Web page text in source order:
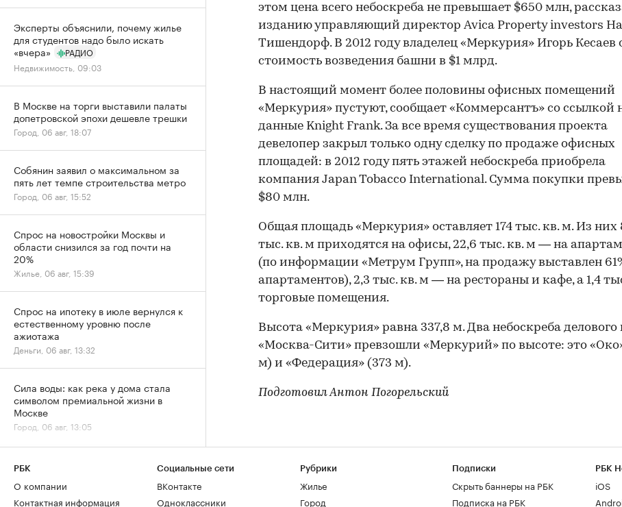
этом цена всего небоскреба не превышает $650 млн,
изданию управляющий директор Avica Property investors
Тишендорф. В 2012 году владелец «Меркурия» Игорь Кесаев
стоимость возведения башни в $1 млрд.
В настоящий момент более половины офисных помещений
«Меркурия» пустуют, сообщает «Коммерсантъ» со ссылкой
данные Knight Frank. За все время существования проекта
девелопер закрыл только одну сделку по продаже офисных
площадей: в 2012 году пять этажей небоскреба приобрела
компания Japan Tobacco International. Сумма покупки
$80 млн.
Общая площадь «Меркурия» оставляет 174 тыс. кв. м. Из них
тыс. кв. м приходятся на офисы, 22,6 тыс. кв. м — на
(по информации «Метрум Групп», на продажу выставлен
апартаментов), 2,3 тыс. кв. м — на рестораны и кафе, а 1,4
торговые помещения.
Высота «Меркурия» равна 337,8 м. Два небоскреба делового
«Москва-Сити» превзошли «Меркурий» по высоте: это
м) и «Федерация» (373 м).
Подготовил Антон Погорельский
Эксперты объяснили, почему жилье
для студентов надо было искать
«вчера»
РАДИО
Недвижимость, 09:03
В Москве на торги выставили палаты
допетровской эпохи дешевле трешки
Город, 06 авг, 18:07
Собянин заявил о максимальном за
пять лет темпе строительства метро
Город, 06 авг, 15:52
Спрос на новостройки Москвы и
области снизился за год почти на
20%
Жилье, 06 авг, 15:39
Спрос на ипотеку в июле вернулся к
естественному уровню после
ажиотажа
Деньги, 06 авг, 13:32
Сила воды: как река у дома стала
символом премиальной жизни в
Москве
Город, 06 авг, 13:05
За 9 лет в Москве в кадастр внесли
более 500 новостроек по реновации
Город, 06 авг, 12:25
РБК
О компании
Контактная информация
Социальные сети
ВКонтакте
Одноклассники
Рубрики
Жилье
Город
Подписки
Скрыть баннеры на РБК
Подписка на РБК
РБК
iOS